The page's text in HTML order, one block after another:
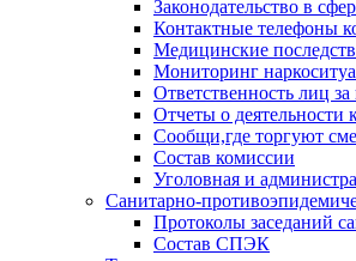
Законодательство в
Контактные телефоны
Медицинские
Мониторинг
Ответственность лиц
Отчеты о деятельности
Сообщи,где торгуют
Состав комиссии
Уголовная и
Санитарно-
Протоколы заседаний
Состав СПЭК